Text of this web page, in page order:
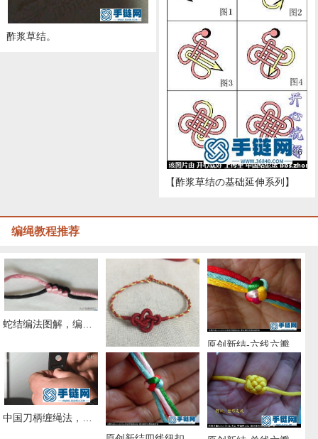
酢浆草结。
【酢浆草结の基础延伸系列】
编绳教程推荐
如意结手绳的编法图解
中国刀柄缠绳法，唐刀，小刀，菜刀都能通用的缠法教程大全